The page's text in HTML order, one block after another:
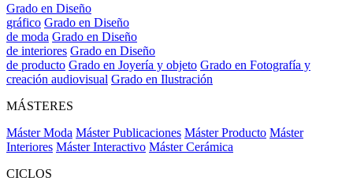
Grado en Diseño
gráfico Grado en Diseño
de moda Grado en Diseño
de interiores Grado en Diseño
de producto Grado en Joyería y objeto Grado en Fotografía y
creación audiovisual Grado en Ilustración
MÁSTERES
Máster Moda Máster Publicaciones Máster Producto Máster
Interiores Máster Interactivo Máster Cerámica
CICLOS